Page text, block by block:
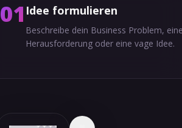
01 Idee formulieren
Beschreibe dein Business Problem,
Herausforderung oder eine vage Idee.